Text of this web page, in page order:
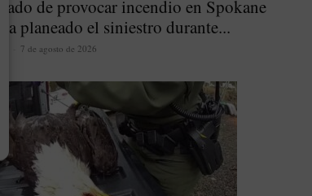
de provocar incendio en Spokane
planeado el siniestro durante...
7 de agosto de 2026